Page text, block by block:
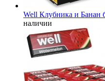
Well Клубника и Банан
наличии